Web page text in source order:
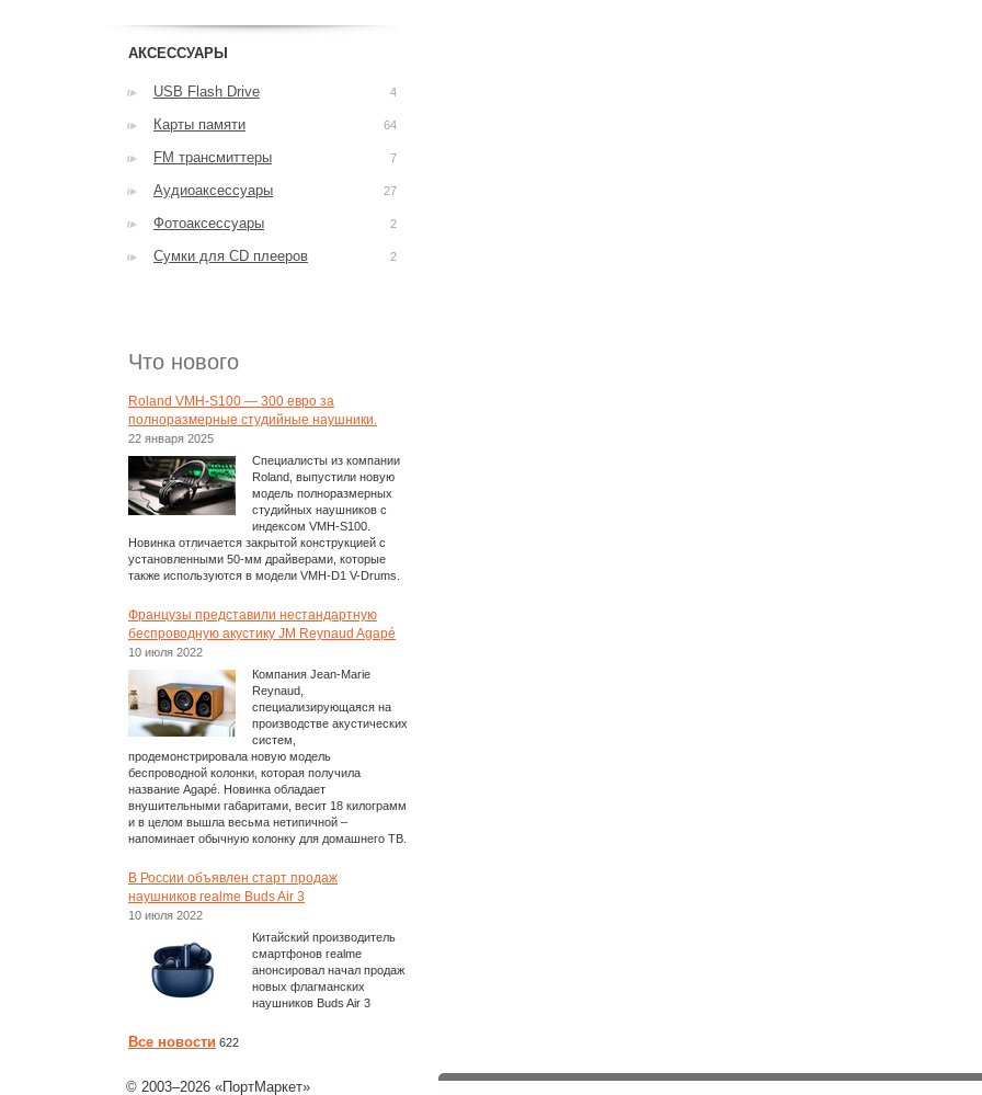
АКСЕССУАРЫ
USB Flash Drive 4
Карты памяти 64
FM трансмиттеры 7
Аудиоаксессуары 27
Фотоаксессуары 2
Сумки для CD плееров 2
Что нового
Roland VMH-S100 — 300 евро за
полноразмерные студийные наушники.
22 января 2025
Специалисты из компании
Roland, выпустили новую
модель полноразмерных
студийных наушников с
индексом VMH-S100.
Новинка отличается закрытой конструкцией с
установленными 50-мм драйверами, которые
также используются в модели VMH-D1 V-Drums.
Французы представили нестандартную
беспроводную акустику JM Reynaud Agapé
10 июля 2022
Компания Jean-Marie
Reynaud,
специализирующаяся на
производстве акустических
систем,
продемонстрировала новую модель
беспроводной колонки, которая получила
название Agapé. Новинка обладает
внушительными габаритами, весит 18 килограмм
и в целом вышла весьма нетипичной –
напоминает обычную колонку для домашнего ТВ.
В России объявлен старт продаж
наушников realme Buds Air 3
10 июля 2022
Китайский производитель
смартфонов realme
анонсировал начал продаж
новых флагманских
наушников Buds Air 3
Все новости 622
© 2003–2026 «ПортМаркет»